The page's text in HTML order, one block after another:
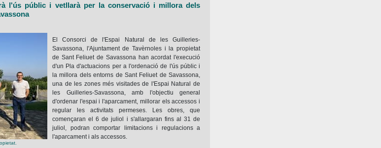
l'ús públic i vetllarà per la conservació i millora dels
El Consorci de l'Espai Natural de les Guilleries-
Savassona, l'Ajuntament de Tavèrnoles i la propietat
de Sant Feliuet de Savassona han acordat l'execució
d'un Pla d'actuacions per a l'ordenació de l'ús públic i
la millora dels entorns de Sant Feliuet de Savassona,
una de les zones més visitades de l'Espai Natural de
les Guilleries-Savassona, amb l'objectiu general
d'ordenar l'espai i l'aparcament, millorar els accessos i
regular les activitats permeses. Les obres, que
començaran el 6 de juliol i s'allargaran fins al 31 de
juliol, podran comportar limitacions i regulacions a
l'aparcament i als accessos.